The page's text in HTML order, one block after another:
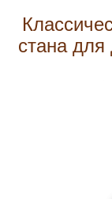
стана